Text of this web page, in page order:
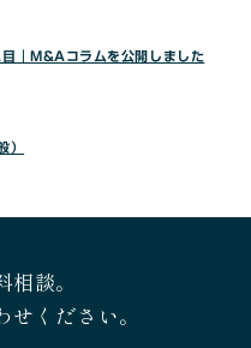
｜M&Aコラムを公開しました
）
談。
ください。